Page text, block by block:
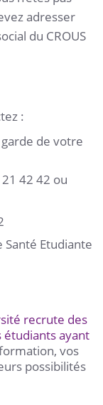
adresser
du CROUS
:
de votre
21 42 42 ou
Etudiante
recrute des
étudiants ayant
vos
possibilités